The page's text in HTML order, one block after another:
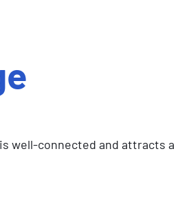
well-connected and attracts a